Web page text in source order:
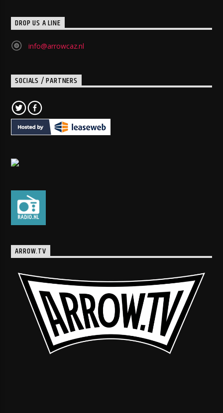
DROP US A LINE
info@arrowcaz.nl
SOCIALS / PARTNERS
ARROW.TV